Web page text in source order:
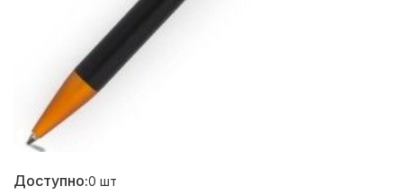
Доступно:0 шт